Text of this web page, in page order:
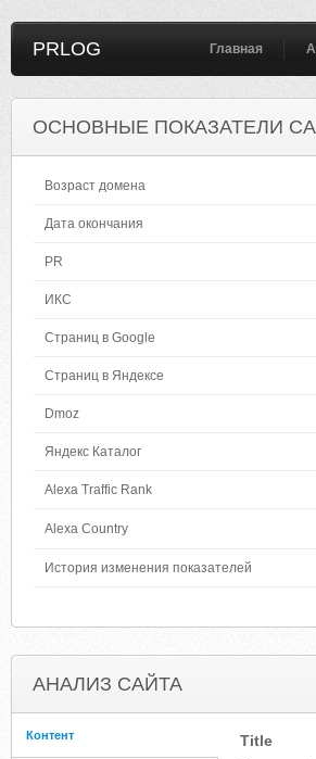
PRLOG Главная
ОСНОВНЫЕ ПОКАЗАТЕЛИ
Возраст домена
Дата окончания
PR
ИКС
Страниц в Google
Страниц в Яндексе
Dmoz
Яндекс Каталог
Alexa Traffic Rank
Alexa Country
История изменения показателей
АНАЛИЗ САЙТА
Контент Title